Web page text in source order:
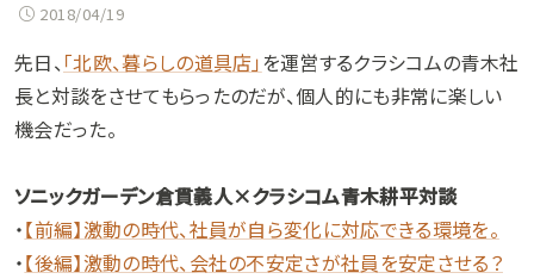
2018/04/19
先日、 「北欧、暮らしの道具店」 を運営するクラシコムの青木社
長と対談をさせてもらったのだが、個人的にも非常に楽しい
機会だった。
ソニックガーデン倉貫義人×クラシコム青木耕平対談
・【前編】激動の時代、社員が自ら変化に対応できる環境を。
・【後編】激動の時代、会社の不安定さが社員を安定させる？